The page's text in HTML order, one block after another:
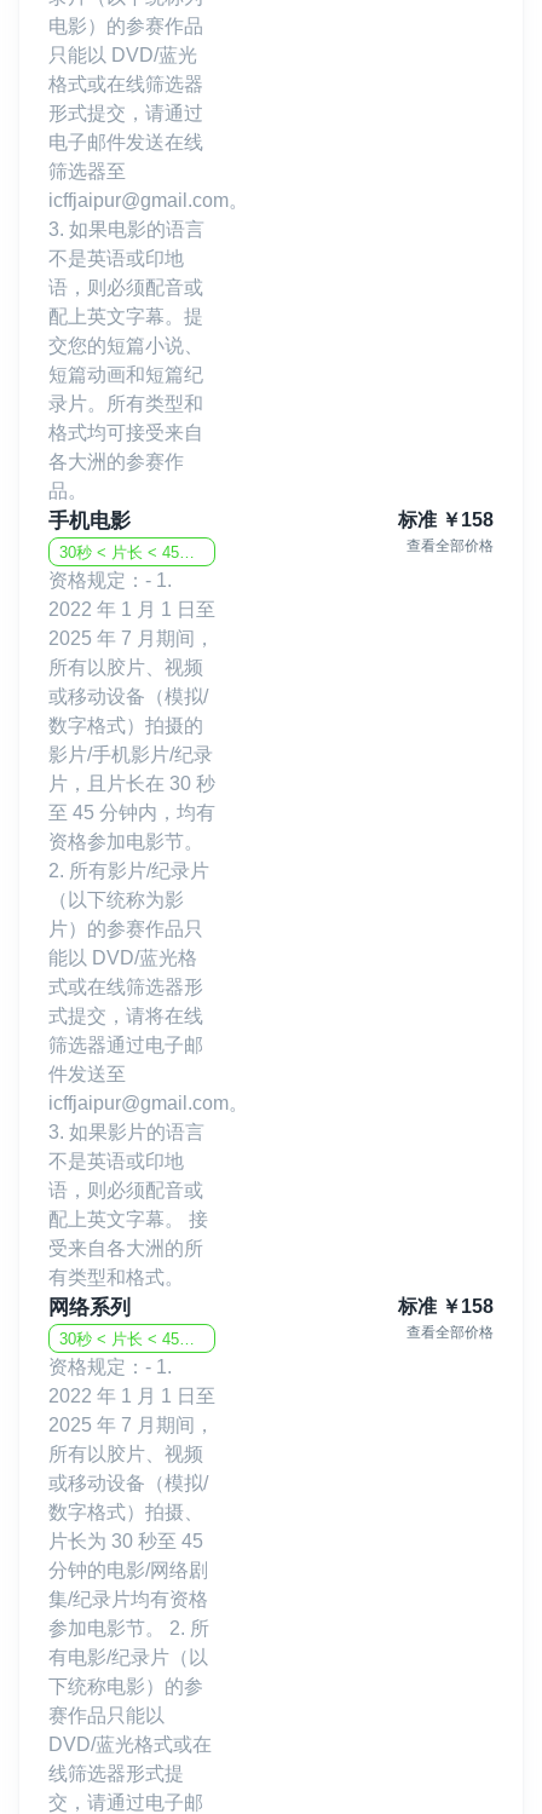
电影）的参赛作品
只能以 DVD/蓝光
格式或在线筛选器
形式提交，请通过
电子邮件发送在线
筛选器至
icffjaipur@gmail.com。
3. 如果电影的语言
不是英语或印地
语，则必须配音或
配上英文字幕。提
交您的短篇小说、
短篇动画和短篇纪
录片。所有类型和
格式均可接受来自
各大洲的参赛作
品。
手机电影
资格规定：- 1.
2022 年 1 月 1 日至
2025 年 7 月期间，
所有以胶片、视频
或移动设备（模拟/
数字格式）拍摄的
影片/手机影片/纪录
片，且片长在 30 秒
至 45 分钟内，均有
资格参加电影节。
2. 所有影片/纪录片
（以下统称为影
片）的参赛作品只
能以 DVD/蓝光格
式或在线筛选器形
式提交，请将在线
筛选器通过电子邮
件发送至
icffjaipur@gmail.com。
3. 如果影片的语言
不是英语或印地
语，则必须配音或
配上英文字幕。 接
受来自各大洲的所
有类型和格式。
标准 ￥158
查看全部价格
网络系列
资格规定：- 1.
2022 年 1 月 1 日至
2025 年 7 月期间，
所有以胶片、视频
或移动设备（模拟/
数字格式）拍摄、
片长为 30 秒至 45
分钟的电影/网络剧
集/纪录片均有资格
参加电影节。 2. 所
有电影/纪录片（以
下统称电影）的参
赛作品只能以
DVD/蓝光格式或在
线筛选器形式提
交，请通过电子邮
标准 ￥158
查看全部价格